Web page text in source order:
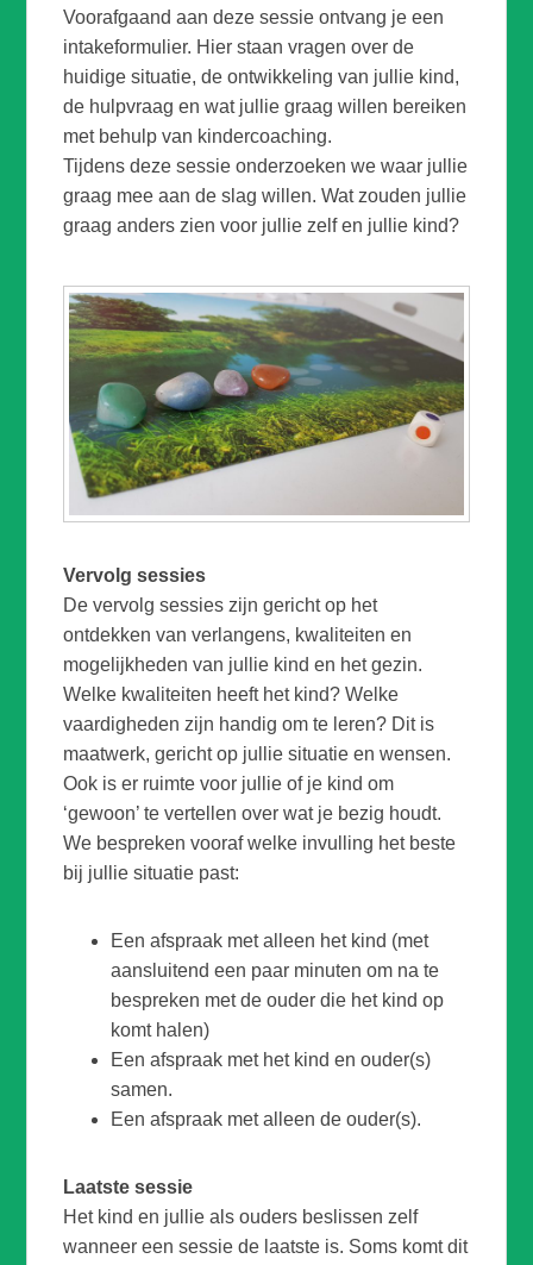
Voorafgaand aan deze sessie ontvang je een
intakeformulier. Hier staan vragen over de
huidige situatie, de ontwikkeling van jullie kind,
de hulpvraag en wat jullie graag willen bereiken
met behulp van kindercoaching.
Tijdens deze sessie onderzoeken we waar jullie
graag mee aan de slag willen. Wat zouden jullie
graag anders zien voor jullie zelf en jullie kind?
Vervolg sessies
De vervolg sessies zijn gericht op het
ontdekken van verlangens, kwaliteiten en
mogelijkheden van jullie kind en het gezin.
Welke kwaliteiten heeft het kind? Welke
vaardigheden zijn handig om te leren? Dit is
maatwerk, gericht op jullie situatie en wensen.
Ook is er ruimte voor jullie of je kind om
‘gewoon’ te vertellen over wat je bezig houdt.
We bespreken vooraf welke invulling het beste
bij jullie situatie past:
Een afspraak met alleen het kind (met
aansluitend een paar minuten om na te
bespreken met de ouder die het kind op
komt halen)
Een afspraak met het kind en ouder(s)
samen.
Een afspraak met alleen de ouder(s).
Laatste sessie
Het kind en jullie als ouders beslissen zelf
wanneer een sessie de laatste is. Soms komt dit